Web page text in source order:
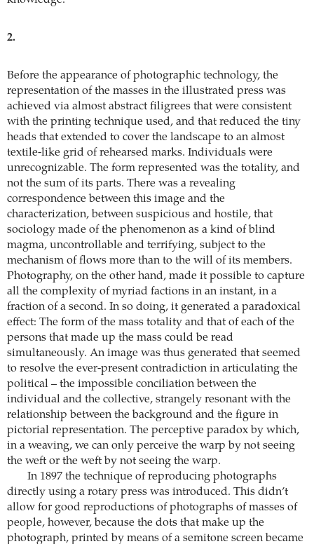
2.
Before the appearance of photographic technology, the
representation of the masses in the illustrated press was
achieved via almost abstract filigrees that were consistent
with the printing technique used, and that reduced the tiny
heads that extended to cover the landscape to an almost
textile-like grid of rehearsed marks. Individuals were
unrecognizable. The form represented was the totality, and
not the sum of its parts. There was a revealing
correspondence between this image and the
characterization, between suspicious and hostile, that
sociology made of the phenomenon as a kind of blind
magma, uncontrollable and terrifying, subject to the
mechanism of flows more than to the will of its members.
Photography, on the other hand, made it possible to capture
all the complexity of myriad factions in an instant, in a
fraction of a second. In so doing, it generated a paradoxical
effect: The form of the mass totality and that of each of the
persons that made up the mass could be read
simultaneously. An image was thus generated that seemed
to resolve the ever-present contradiction in articulating the
political – the impossible conciliation between the
individual and the collective, strangely resonant with the
relationship between the background and the figure in
pictorial representation. The perceptive paradox by which,
in a weaving, we can only perceive the warp by not seeing
the weft or the weft by not seeing the warp.
In 1897 the technique of reproducing photographs
directly using a rotary press was introduced. This didn’t
allow for good reproductions of photographs of masses of
people, however, because the dots that make up the
photograph, printed by means of a semitone screen became